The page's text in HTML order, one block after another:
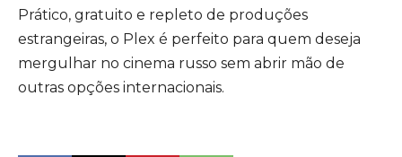
Prático, gratuito e repleto de produções
estrangeiras, o Plex é perfeito para quem deseja
mergulhar no cinema russo sem abrir mão de
outras opções internacionais.